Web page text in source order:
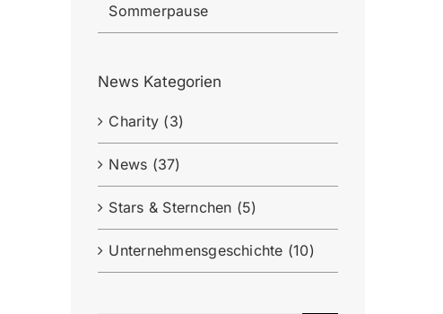
Sommerpause
News Kategorien
Charity (3)
News (37)
Stars & Sternchen (5)
Unternehmensgeschichte (10)